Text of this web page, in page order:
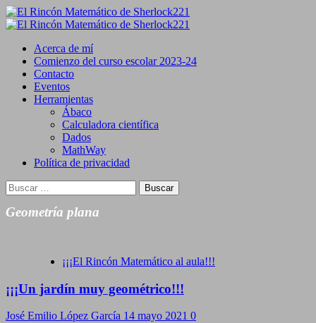
Saltar
al
Primary
Acerca de mí
Comienzo del curso escolar 2023-24
Contacto
Eventos
Herramientas
Ábaco
Calculadora científica
Dados
MathWay
Política de privacidad
Buscar:
Geometría plana
¡¡¡El Rincón Matemático al aula!!!
¡¡¡Un jardín muy geométrico!!!
José Emilio López García 14 mayo 2021 0